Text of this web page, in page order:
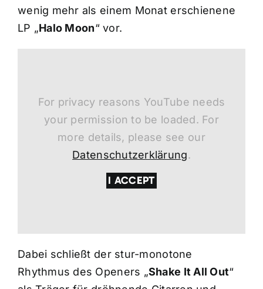
wenig mehr als einem Monat erschienene
LP „Halo Moon“ vor.
For privacy reasons YouTube needs
your permission to be loaded. For
more details, please see our
Datenschutzerklärung.
I ACCEPT
Dabei schließt der stur-monotone
Rhythmus des Openers „Shake It All Out“